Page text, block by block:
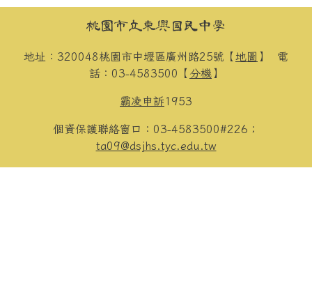
頁尾區域內容桃園市立東興國民中學
地址：320048桃園市中壢區廣州路25號【 地圖 】 電
話：03-4583500【 分機 】
霸凌申訴1953
個資保護聯絡窗口：03-4583500#226；
ta09@dsjhs.tyc.edu.tw